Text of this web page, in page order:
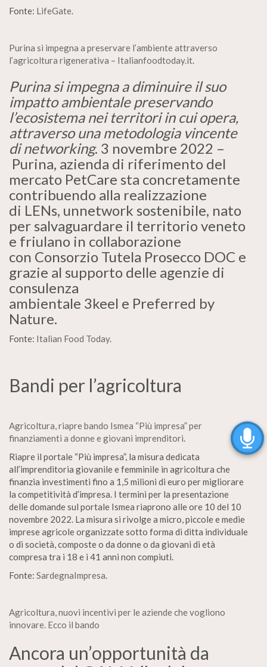
Fonte: LifeGate.
Purina si impegna a preservare l’ambiente attraverso
l’agricoltura rigenerativa – Italianfoodtoday.it.
Purina si impegna a diminuire il suo
impatto ambientale preservando
l’ecosistema nei territori in cui opera,
attraverso una metodologia vincente
di networking. 3 novembre 2022 –
Purina, azienda di riferimento del
mercato PetCare sta concretamente
contribuendo alla realizzazione
di LENs, unnetwork sostenibile, nato
per salvaguardare il territorio veneto
e friulano in collaborazione
con Consorzio Tutela Prosecco DOC e
grazie al supporto delle agenzie di
consulenza
ambientale 3keel e Preferred by
Nature.
Fonte: Italian Food Today.
Bandi per l’agricoltura
Agricoltura, riapre bando Ismea “Più impresa” per
finanziamenti a donne e giovani imprenditori.
Riapre il portale “Più impresa”, la misura dedicata
all’imprenditoria giovanile e femminile in agricoltura che
finanzia investimenti fino a 1,5 milioni di euro per migliorare
la competitività d’impresa. I termini per la presentazione
delle domande sul portale Ismea riaprono alle ore 10 del 10
novembre 2022. La misura si rivolge a micro, piccole e medie
imprese agricole organizzate sotto forma di ditta individuale
o di società, composte o da donne o da giovani di età
compresa tra i 18 e i 41 anni non compiuti.
Fonte: SardegnaImpresa.
Agricoltura, nuovi incentivi per le aziende che vogliono
innovare. Ecco il bando
Ancora un’opportunità da